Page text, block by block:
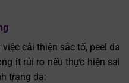
cải thiện sắc tố, peel da
ít rủi ro nếu thực hiện sai
trạng da: